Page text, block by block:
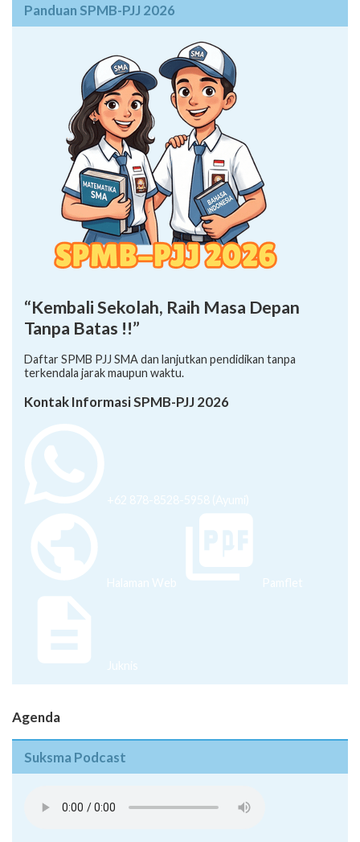
Panduan SPMB-PJJ 2026
“Kembali Sekolah, Raih Masa Depan
Tanpa Batas !!”
Daftar SPMB PJJ SMA dan lanjutkan pendidikan tanpa
terkendala jarak maupun waktu.
Kontak Informasi SPMB-PJJ 2026
+62 878-8528-5958 (Ayumi)
Halaman Web Pamflet
Juknis
Agenda
Suksma Podcast